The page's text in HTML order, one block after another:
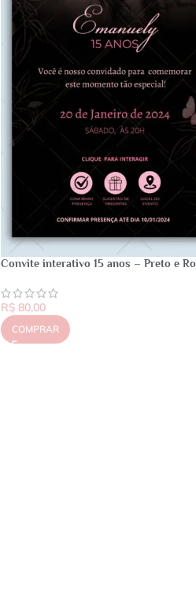
Convite interativo 15 anos – Preto e
R$80,00
COMPRAR